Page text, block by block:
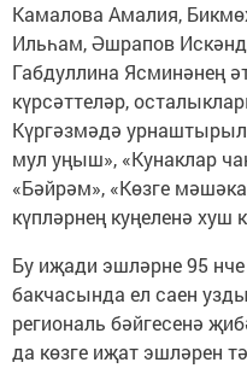
Камалова Амалия,
Ильһам, Әшрапов
Габдуллина Ясминәнең
күрсәттеләр,
Күргәзмәдә
мул уңыш», «Кунаклар
«Бәйрәм», «Көзге
күпләрнең куңеленә хуш
Бу иҗади эшләрне 95
бакчасында ел саен
региональ бәйгесенә
да көзге иҗат эшләрен